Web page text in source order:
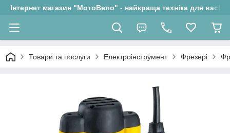
Інтернет магазин "МотоВело" - найкраща техніка для вас!
Товари та послуги Електроінструмент Фрезері